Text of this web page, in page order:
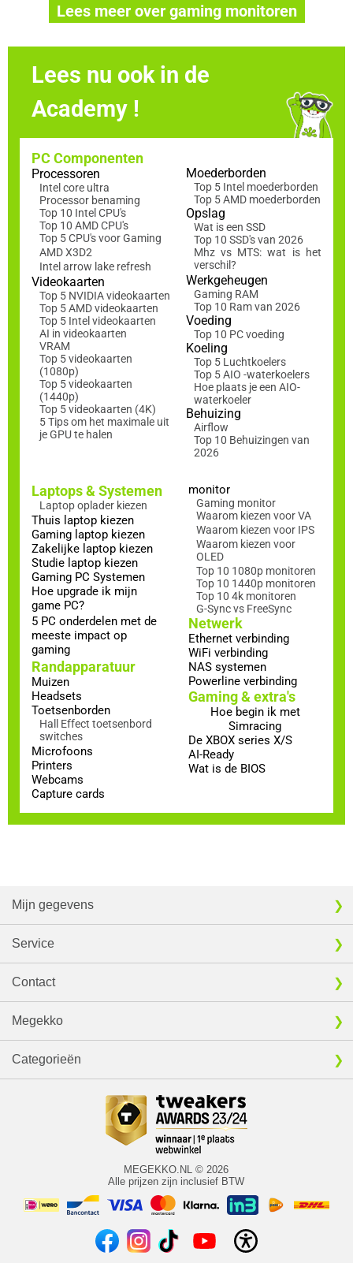
Lees meer over gaming monitoren
Lees nu ook in de
Academy !
PC Componenten
Processoren
Intel core ultra
Processor benaming
Top 10 Intel CPU's
Top 10 AMD CPU's
Top 5 CPU's voor Gaming
AMD X3D2
Intel arrow lake refresh
Videokaarten
Top 5 NVIDIA videokaarten
Top 5 AMD videokaarten
Top 5 Intel videokaarten
AI in videokaarten
VRAM
Top 5 videokaarten
(1080p)
Top 5 videokaarten
(1440p)
Top 5 videokaarten (4K)
5 Tips om het maximale uit
je GPU te halen
Moederborden
Top 5 Intel moederborden
Top 5 AMD moederborden
Opslag
Wat is een SSD
Top 10 SSD's van 2026
Mhz vs MTS: wat is het
verschil?
Werkgeheugen
Gaming RAM
Top 10 Ram van 2026
Voeding
Top 10 PC voeding
Koeling
Top 5 Luchtkoelers
Top 5 AIO -waterkoelers
Hoe plaats je een AIO-
waterkoeler
Behuizing
Airflow
Top 10 Behuizingen van
2026
Laptops & Systemen
Laptop oplader kiezen
Thuis laptop kiezen
Gaming laptop kiezen
Zakelijke laptop kiezen
Studie laptop kiezen
Gaming PC Systemen
Hoe upgrade ik mijn
game PC?
5 PC onderdelen met de
meeste impact op
gaming
Randapparatuur
Muizen
Headsets
Toetsenborden
Hall Effect toetsenbord
switches
Microfoons
Printers
Webcams
Capture cards
monitor
Gaming monitor
Waarom kiezen voor VA
Waarom kiezen voor IPS
Waarom kiezen voor
OLED
Top 10 1080p monitoren
Top 10 1440p monitoren
Top 10 4k monitoren
G-Sync vs FreeSync
Netwerk
Ethernet verbinding
WiFi verbinding
NAS systemen
Powerline verbinding
Gaming & extra's
Hoe begin ik met
Simracing
De XBOX series X/S
AI-Ready
Wat is de BIOS
Mijn gegevens
Service
Contact
Megekko
Categorieën
MEGEKKO.NL © 2026
Alle prijzen zijn inclusief BTW